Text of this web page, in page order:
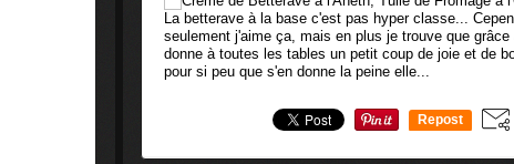
La betterave à la base c'est pas hyper classe...
seulement j'aime ça, mais en plus je trouve que
donne à toutes les tables un petit coup de joie et de
pour si peu que s'en donne la peine elle...
Repost